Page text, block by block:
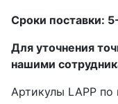
Сроки поставки:
Для уточнения
нашими
Артикулы LAPP по